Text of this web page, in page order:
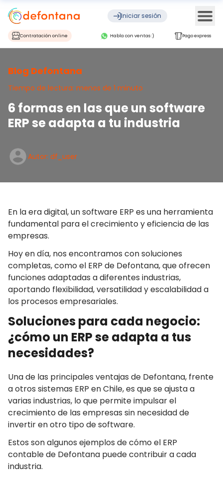
Iniciar sesión
Contratación online Habla con ventas :) Pago express
Blog Defontana
Tiempo de lectura: menos de 1 minuto
6 formas en las que un software
ERP se adapta a tu industria
Autor: df_user
En la era digital, un software ERP es una herramienta
fundamental para el crecimiento y eficiencia de las
empresas.
Hoy en día, nos encontramos con soluciones
completas, como el ERP de Defontana, que ofrecen
funciones adaptadas a diferentes industrias,
aportando flexibilidad, versatilidad y escalabilidad a
los procesos empresariales.
Soluciones para cada negocio:
¿cómo un ERP se adapta a tus
necesidades?
Una de las principales ventajas de Defontana, frente
a otros sistemas ERP en Chile, es que se ajusta a
varias industrias, lo que permite impulsar el
crecimiento de las empresas sin necesidad de
invertir en otro tipo de software.
Estos son algunos ejemplos de cómo el ERP
contable de Defontana puede contribuir a cada
industria.